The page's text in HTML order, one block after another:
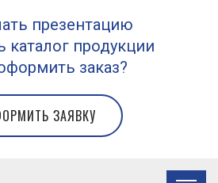
презентацию
каталог продукции
заказ?
ЗАЯВКУ